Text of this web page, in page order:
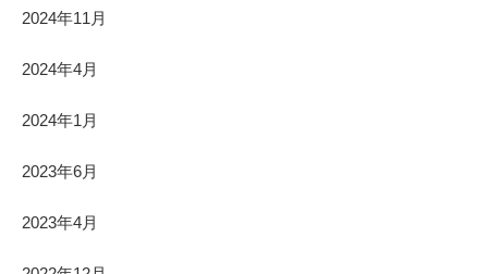
2024年11月
2024年4月
2024年1月
2023年6月
2023年4月